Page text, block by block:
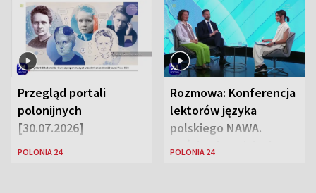
Przegląd portali
polonijnych
[30.07.2026]
POLONIA 24
Rozmowa: Konferencja
lektorów języka
polskiego NAWA.
Goście: dr Wojciech
POLONIA 24